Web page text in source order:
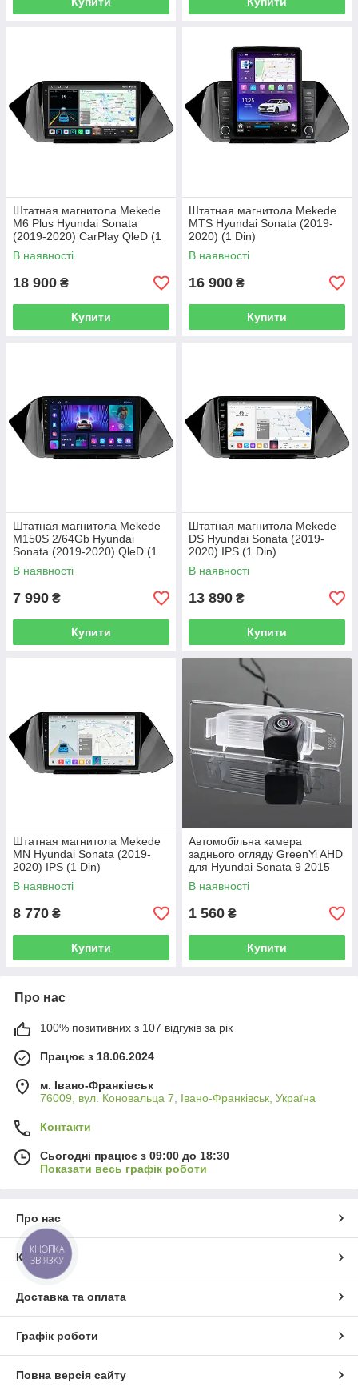
Штатная магнитола Mekede
M6 Plus Hyundai Sonata
(2019-2020) CarPlay QleD (1
Din)
В наявності
18 900 ₴
Купити
Штатная магнитола Mekede
MTS Hyundai Sonata (2019-
2020) (1 Din)
В наявності
16 900 ₴
Купити
Штатная магнитола Mekede
M150S 2/64Gb Hyundai
Sonata (2019-2020) QleD (1
Din)
В наявності
7 990 ₴
Купити
Штатная магнитола Mekede
DS Hyundai Sonata (2019-
2020) IPS (1 Din)
В наявності
13 890 ₴
Купити
Штатная магнитола Mekede
MN Hyundai Sonata (2019-
2020) IPS (1 Din)
В наявності
8 770 ₴
Купити
Автомобільна камера
заднього огляду GreenYi AHD
для Hyundai Sonata 9 2015
В наявності
1 560 ₴
Купити
Про нас
100% позитивних з 107 відгуків за рік
Працює з 18.06.2024
м. Івано-Франківськ
76009, вул. Коновальца 7, Івано-Франківськ, Україна
Контакти
Сьогодні працює з 09:00 до 18:30
Показати весь графік роботи
Про нас
Контакти
Доставка та оплата
Графік роботи
Повна версія сайту
КНОПКА
ЗВ'ЯЗКУ